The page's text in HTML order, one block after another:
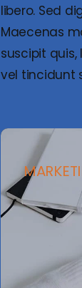
libero. Sed
Maecenas
suscipit
vel tincidunt